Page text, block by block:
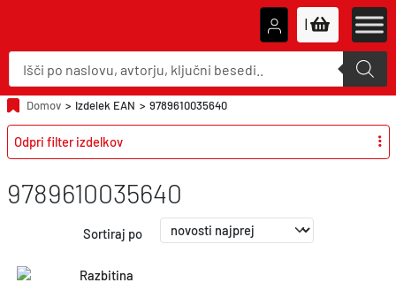
P
o
d
u
c
t
s
r
c
|
Domov > Izdelek EAN > 9789610035640
9789610035640
Sortiraj po
Odpri filter izdelkov